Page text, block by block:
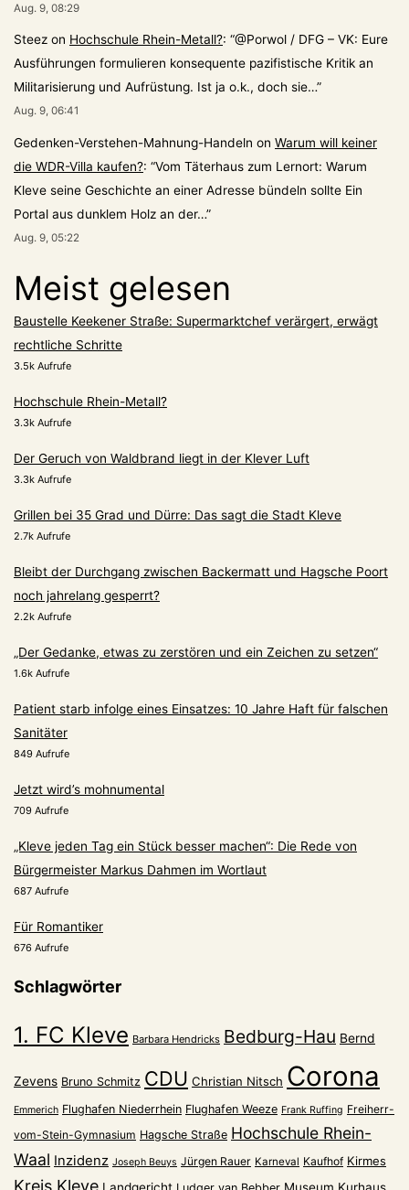
Aug. 9, 08:29
Steez on Hochschule Rhein-Metall?: “@Porwol / DFG – VK: Eure
Ausführungen formulieren konsequente pazifistische Kritik an
Militarisierung und Aufrüstung. Ist ja o.k., doch sie…”
Aug. 9, 06:41
Gedenken-Verstehen-Mahnung-Handeln on Warum will keiner
die WDR-Villa kaufen?: “Vom Täterhaus zum Lernort: Warum
Kleve seine Geschichte an einer Adresse bündeln sollte Ein
Portal aus dunklem Holz an der…”
Aug. 9, 05:22
Meist gelesen
Baustelle Keekener Straße: Supermarktchef verärgert, erwägt
rechtliche Schritte
3.5k Aufrufe
Hochschule Rhein-Metall?
3.3k Aufrufe
Der Geruch von Waldbrand liegt in der Klever Luft
3.3k Aufrufe
Grillen bei 35 Grad und Dürre: Das sagt die Stadt Kleve
2.7k Aufrufe
Bleibt der Durchgang zwischen Backermatt und Hagsche Poort
noch jahrelang gesperrt?
2.2k Aufrufe
„Der Gedanke, etwas zu zerstören und ein Zeichen zu setzen“
1.6k Aufrufe
Patient starb infolge eines Einsatzes: 10 Jahre Haft für falschen
Sanitäter
849 Aufrufe
Jetzt wird’s mohnumental
709 Aufrufe
„Kleve jeden Tag ein Stück besser machen“: Die Rede von
Bürgermeister Markus Dahmen im Wortlaut
687 Aufrufe
Für Romantiker
676 Aufrufe
Schlagwörter
1. FC Kleve Barbara Hendricks Bedburg-Hau Bernd
Zevens Bruno Schmitz CDU Christian Nitsch Corona
Emmerich Flughafen Niederrhein Flughafen Weeze Frank Ruffing Freiherr-
vom-Stein-Gymnasium Hagsche Straße Hochschule Rhein-
Waal Inzidenz Joseph Beuys Jürgen Rauer Karneval Kaufhof Kirmes
Kreis Kleve Landgericht Museum Kurhaus